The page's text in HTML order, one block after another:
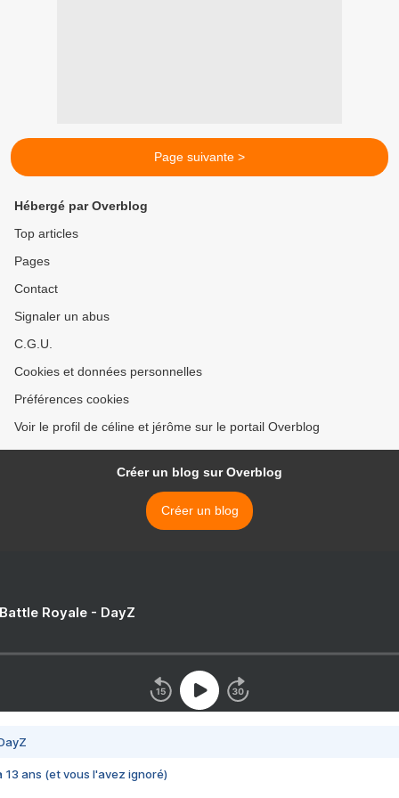
Page suivante >
Hébergé par Overblog
Top articles
Pages
Contact
Signaler un abus
C.G.U.
Cookies et données personnelles
Préférences cookies
Voir le profil de céline et jérôme sur le portail Overblog
Créer un blog sur Overblog
Créer un blog
Royale - DayZ
13 ans (et vous l'avez ignoré)